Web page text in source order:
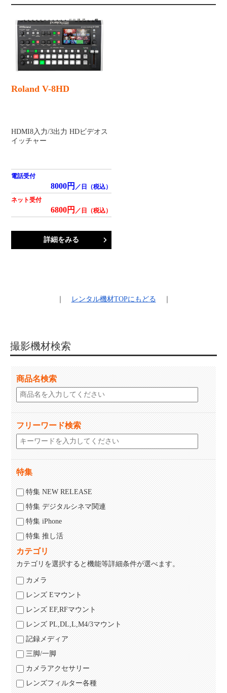
Roland V-8HD
HDMI8入力/3出力 HDビデオス
イッチャー
電話受付
8000円 ／日（税込）
ネット受付
6800円 ／日（税込）
詳細をみる
レンタル機材TOPにもどる
撮影機材検索
商品名検索
フリーワード検索
特集
特集 NEW RELEASE
特集 デジタルシネマ関連
特集 iPhone
特集 推し活
カテゴリ
カテゴリを選択すると機能等詳細条件が選べます。
カメラ
レンズ Eマウント
レンズ EF,RFマウント
レンズ PL,DL,L,M4/3マウント
記録メディア
三脚/一脚
カメラアクセサリー
レンズフィルター各種